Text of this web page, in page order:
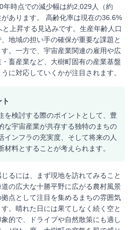
年時点での減少幅は約2,029人（約
あります。 高齢化率は現在の36.6%
上昇する見込みです。生産年齢人口
地域の担い手の確保が重要な課題と
。一方で、宇宙産業関連の雇用や広
畜産業など、大樹町固有の産業基盤
に対応していくかが注目されます。
を検討する際のポイントとして、豊
な宇宙産業が共存する独特のまちの
インフラの充実度、そして将来の人
材料とすることが考えられます。
るには、まず現地を訪れてみること
の広大な十勝平野に広がる農村風景
点として注目を集めるまちの雰囲気
。晴れた日には果てしなく続く空と
的で、ドライブや自然散策にも適し